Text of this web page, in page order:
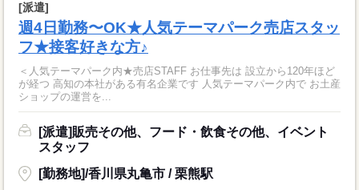
[派遣]
週4日勤務〜OK★人気テーマパーク売店スタッ
フ★接客好きな方♪
＜人気テーマパーク内★売店STAFF お仕事先は 設立から120年ほど
が経つ 高知の本社がある有名企業です 人気テーマパーク内で お土産
ショップの運営を...
[派遣]販売その他、フード・飲食その他、イベント
スタッフ
[勤務地]/香川県丸亀市 / 栗熊駅